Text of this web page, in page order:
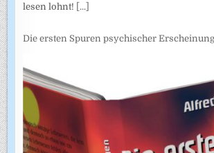
lesen lohnt! [...]
Die ersten Spuren psychischer